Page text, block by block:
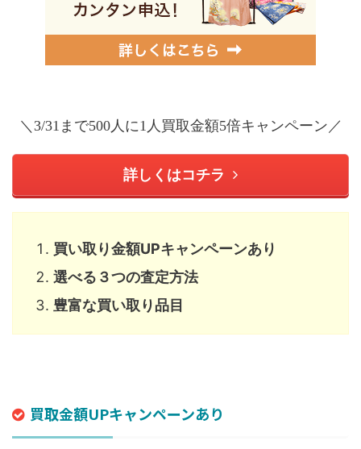
＼3/31まで500人に1人買取金額5倍キャンペーン／
詳しくはコチラ
買い取り金額UPキャンペーンあり
選べる３つの査定方法
豊富な買い取り品目
買取金額UPキャンペーンあり